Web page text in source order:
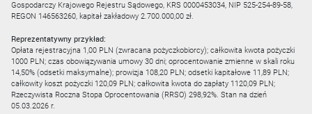
Gospodarczy Krajowego Rejestru Sądowego, KRS 0000453034, NIP 525-254-89-58,
REGON 146563260, kapitał zakładowy 2.700.000,00 zł.
Reprezentatywny przykład:
Opłata rejestracyjna 1,00 PLN (zwracana pożyczkobiorcy); całkowita kwota pożyczki
1000 PLN; czas obowiązywania umowy 30 dni; oprocentowanie zmienne w skali roku
14,50% (odsetki maksymalne); prowizja 108,20 PLN; odsetki kapitałowe 11,89 PLN;
całkowity koszt pożyczki 120,09 PLN; całkowita kwota do zapłaty 1120,09 PLN;
Rzeczywista Roczna Stopa Oprocentowania (RRSO) 298,92%. Stan na dzień
05.03.2026 r.